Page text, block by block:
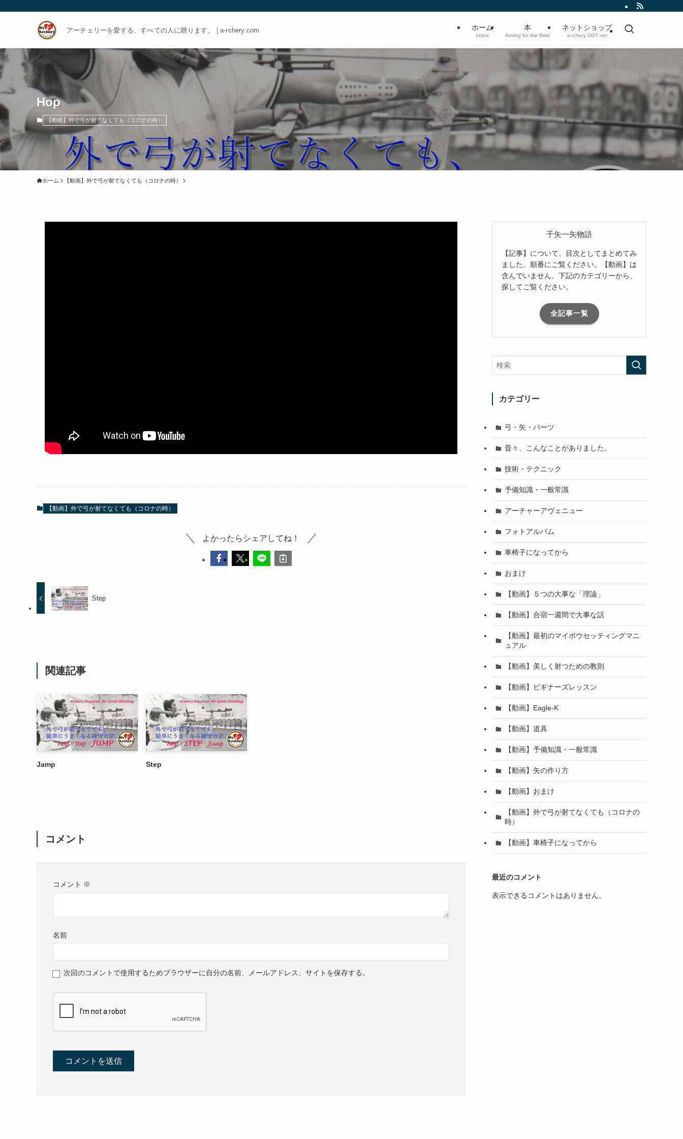
アーチェリーを愛する、すべての人に贈ります。 | a-rchery.com ホーム
Index
本
Aiming for the Best
ネットショップ
a-rchery DOT net
Hop
【動画】外で弓が射てなくても（コロナの時）
ホーム 【動画】外で弓が射てなくても（コロナの時）
【動画】外で弓が射てなくても（コロナの時）
よかったらシェアしてね！
Step
関連記事
Jamp Step
コメント
コメント ※
名前
次回のコメントで使用するためブラウザーに自分の名前、メールアドレス、サイトを保存する。
千矢一矢物語
【記事】について、目次としてまとめてみ
ました。順番にご覧ください。【動画】は
含んでいません。下記のカテゴリーから、
探してご覧ください。
全記事一覧
カテゴリー
弓・矢・パーツ
昔々、こんなことがありました。
技術・テクニック
予備知識・一般常識
アーチャーアヴェニュー
フォトアルバム
車椅子になってから
おまけ
【動画】５つの大事な「理論」
【動画】合宿一週間で大事な話
【動画】最初のマイボウセッティングマニ
ュアル
【動画】美しく射つための教則
【動画】ビギナーズレッスン
【動画】Eagle-K
【動画】道具
【動画】予備知識・一般常識
【動画】矢の作り方
【動画】おまけ
【動画】外で弓が射てなくても（コロナの
時）
【動画】車椅子になってから
最近のコメント
表示できるコメントはありません。